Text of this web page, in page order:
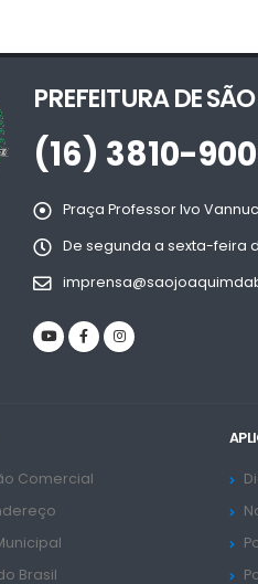
PREFEITURA DE
(16) 3810-
Praça Professor Ivo
De segunda a sexta-feira
Comercial
Brasil